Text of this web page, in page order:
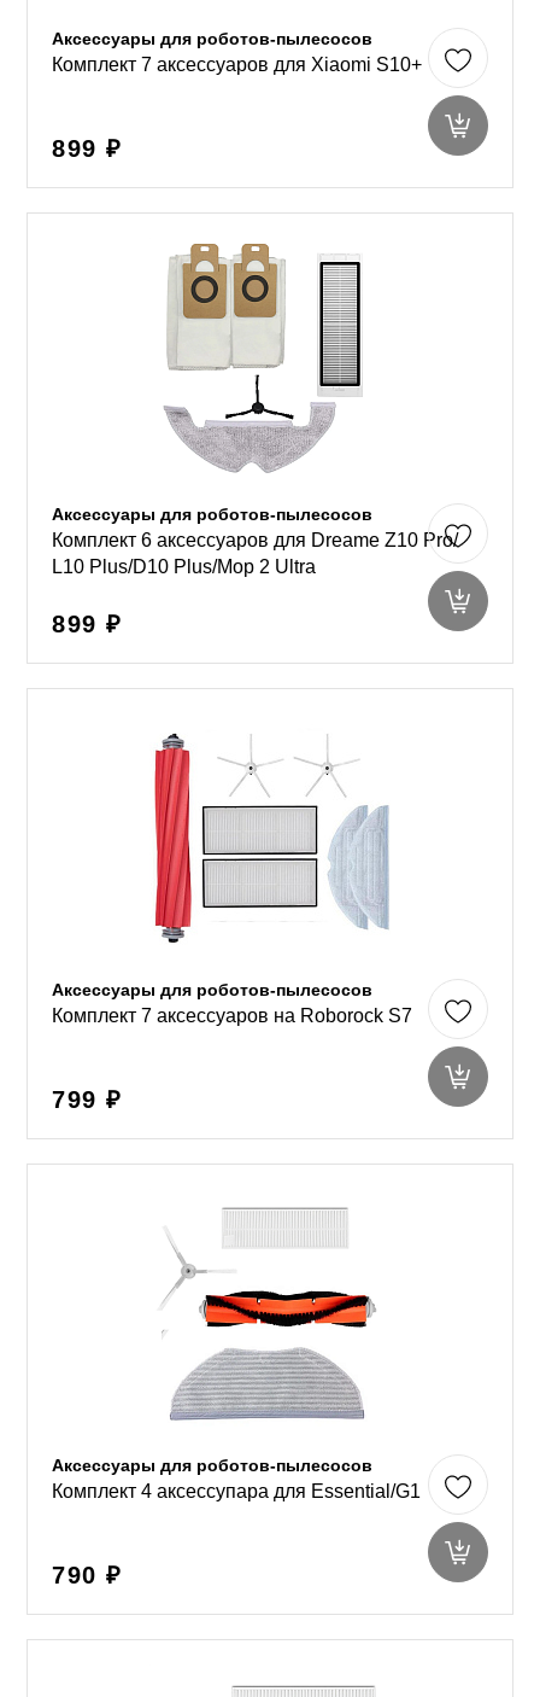
Аксессуары для роботов-пылесосов
Комплект 7 аксессуаров для Xiaomi S10+
899 ₽
Аксессуары для роботов-пылесосов
Комплект 6 аксессуаров для Dreame Z10 Pro/
L10 Plus/D10 Plus/Mop 2 Ultra
899 ₽
Аксессуары для роботов-пылесосов
Комплект 7 аксессуаров на Roborock S7
799 ₽
Аксессуары для роботов-пылесосов
Комплект 4 аксессупара для Essential/G1
790 ₽